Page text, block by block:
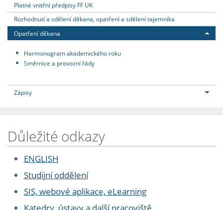
Platné vnitřní předpisy FF UK
Rozhodnutí a sdělení děkana, opatření a sdělení tajemníka
Opatření děkana
Harmonogram akademického roku
Směrnice a provozní řády
Zápisy
Důležité odkazy
ENGLISH
Studijní oddělení
SIS, webové aplikace, eLearning
Katedry, ústavy a další pracoviště